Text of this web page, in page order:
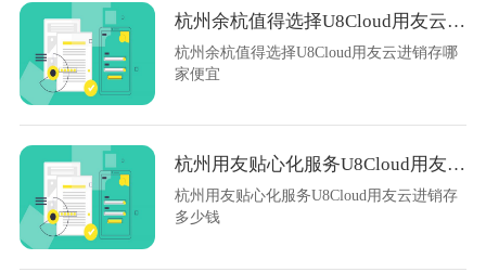
杭州余杭值得选择U8Cloud用友云进销存哪家便宜
杭州余杭值得选择U8Cloud用友云进销存哪
家便宜
杭州用友贴心化服务U8Cloud用友云进销存多少钱
杭州用友贴心化服务U8Cloud用友云进销存
多少钱